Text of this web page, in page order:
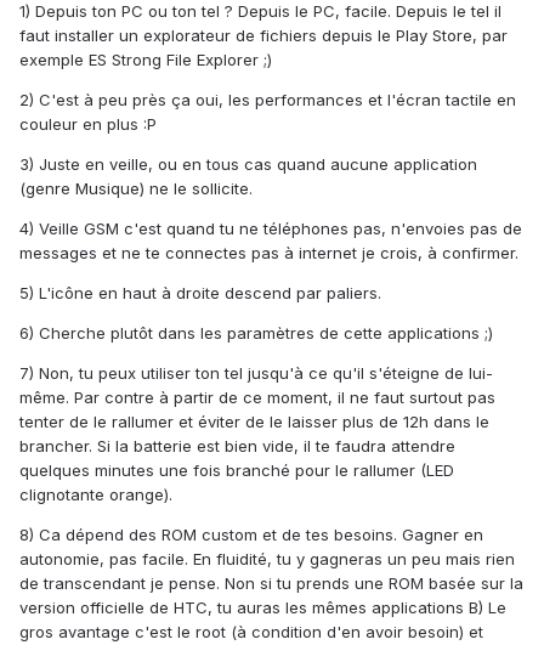
1) Depuis ton PC ou ton tel ? Depuis le PC, facile. Depuis le tel il
faut installer un explorateur de fichiers depuis le Play Store, par
exemple ES Strong File Explorer ;)
2) C'est à peu près ça oui, les performances et l'écran tactile en
couleur en plus :P
3) Juste en veille, ou en tous cas quand aucune application
(genre Musique) ne le sollicite.
4) Veille GSM c'est quand tu ne téléphones pas, n'envoies pas de
messages et ne te connectes pas à internet je crois, à confirmer.
5) L'icône en haut à droite descend par paliers.
6) Cherche plutôt dans les paramètres de cette applications ;)
7) Non, tu peux utiliser ton tel jusqu'à ce qu'il s'éteigne de lui-
même. Par contre à partir de ce moment, il ne faut surtout pas
tenter de le rallumer et éviter de le laisser plus de 12h dans le
brancher. Si la batterie est bien vide, il te faudra attendre
quelques minutes une fois branché pour le rallumer (LED
clignotante orange).
8) Ca dépend des ROM custom et de tes besoins. Gagner en
autonomie, pas facile. En fluidité, tu y gagneras un peu mais rien
de transcendant je pense. Non si tu prends une ROM basée sur la
version officielle de HTC, tu auras les mêmes applications B) Le
gros avantage c'est le root (à condition d'en avoir besoin) et